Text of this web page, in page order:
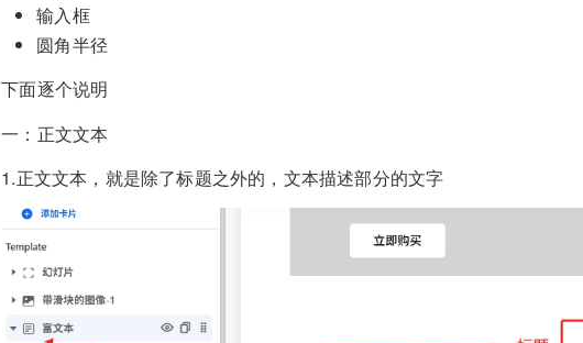
输入框
圆角半径
下面逐个说明
一：正文文本
1.正文文本，就是除了标题之外的，文本描述部分的文字